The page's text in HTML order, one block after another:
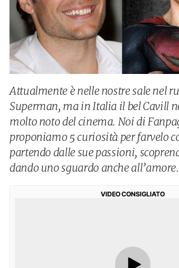
Attualmente è nelle nostre sale nel
Superman, ma in Italia il bel Cavill
molto noto del cinema. Noi di
proponiamo 5 curiosità per farvelo
partendo dalle sue passioni,
dando uno sguardo anche all’amore.
VIDEO CONSIGLIATO